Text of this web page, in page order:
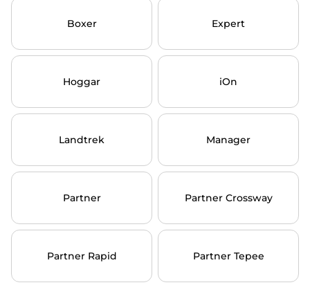
Boxer Expert
Hoggar iOn
Landtrek Manager
Partner Partner Crossway
Partner Rapid Partner Tepee